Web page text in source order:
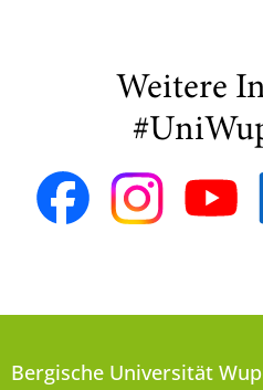
Weitere
Bergische Universität